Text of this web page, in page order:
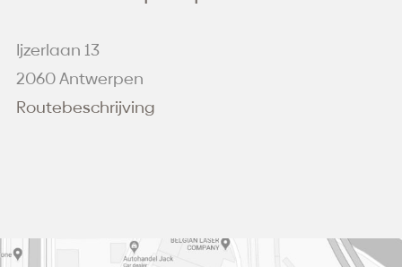
Ijzerlaan 13
2060 Antwerpen
Routebeschrijving